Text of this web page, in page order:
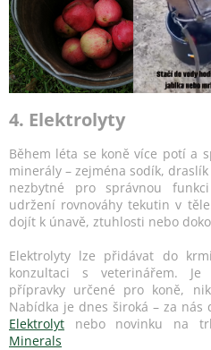
4. Elektrolyty
Během léta se koně více potí a
minerály – zejména sodík,
nezbytné pro správnou
udržení rovnováhy tekutin v
dojít k únavě, ztuhlosti nebo
Elektrolyty lze přidávat do
konzultaci s veterinářem.
přípravky určené pro koně,
Nabídka je dnes široká – za nás
Elektrolyt nebo novinku na
Minerals